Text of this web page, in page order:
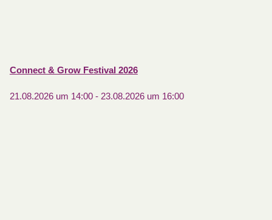
Connect & Grow Festival 2026
21.08.2026 um 14:00- 23.08.2026 um 16:00